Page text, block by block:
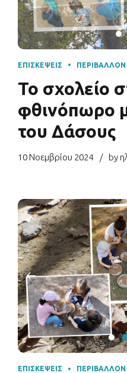
ΕΠΙΣΚΈΨΕΙΣ ΠΕΡΙΒΆΛΛΟΝ
Το σχολείο
φθινόπωρο
του Δάσους
10 Νοεμβρίου 2024 by
ΕΠΙΣΚΈΨΕΙΣ ΠΕΡΙΒΆΛΛΟΝ